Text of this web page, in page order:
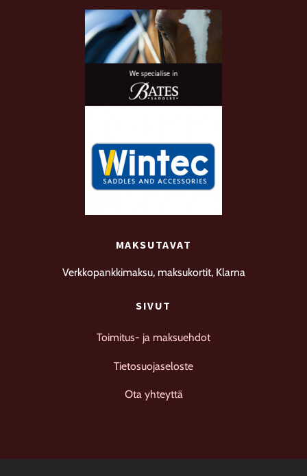
MAKSUTAVAT
Verkkopankkimaksu, maksukortit, Klarna
SIVUT
Toimitus- ja maksuehdot
Tietosuojaseloste
Ota yhteyttä